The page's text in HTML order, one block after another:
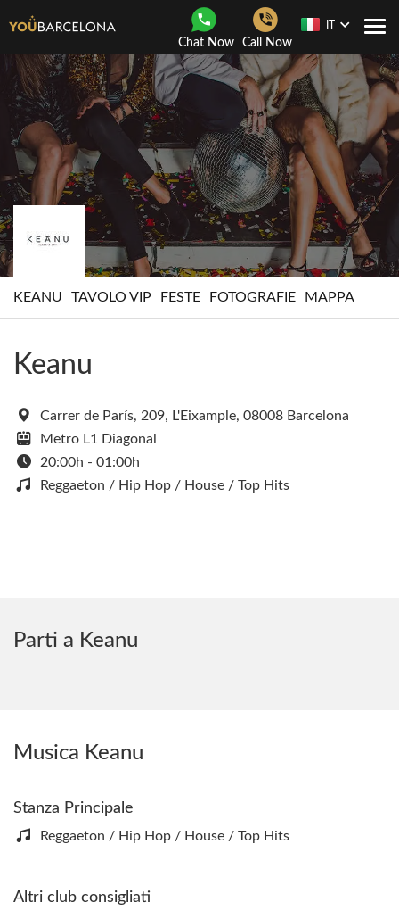
Chat Now Call Now
KEANU TAVOLO VIP FESTE FOTOGRAFIE MAPPA
Keanu
Carrer de París, 209, L'Eixample, 08008 Barcelona
Metro L1 Diagonal
20:00h - 01:00h
Reggaeton / Hip Hop / House / Top Hits
Parti a Keanu
Musica Keanu
Stanza Principale
Reggaeton / Hip Hop / House / Top Hits
Altri club consigliati